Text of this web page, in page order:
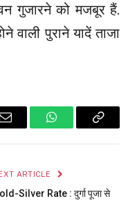
गुजारने को मजबूर हैं.
वाली पुराने यादें ताजा
Email WhatsAppCopy
ARTICLE
Silver Rate : दुर्गा पूजा से